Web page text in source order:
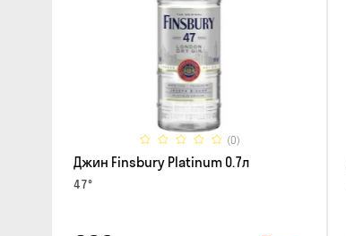
(0)
Джин Finsbury Platinum 0.7л
47°